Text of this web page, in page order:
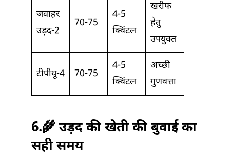
जवाहर
उड़द-2
70-75
4-5
क्विंटल
खरीफ
हेतु
उपयुक्त
टीपीयू-4 70-75
4-5
क्विंटल
अच्छी
गुणवत्ता
6.🌾 उड़द की खेती की बुवाई का
सही समय